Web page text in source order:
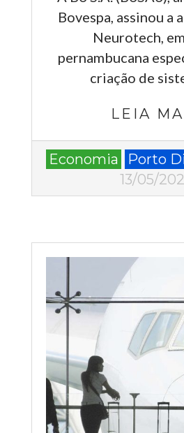
Bovespa, assinou a
Neurotech,
pernambucana
criação de
LEIA
2023-
05-
Economia Porto
13/05/